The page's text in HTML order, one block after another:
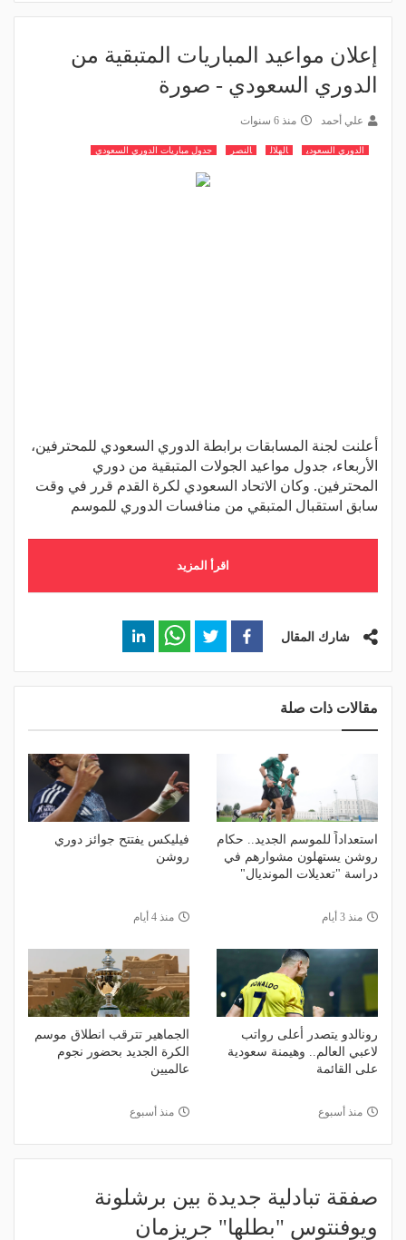
إعلان مواعيد المباريات المتبقية من
الدوري السعودي - صورة
علي أحمد منذ 6 سنوات
الدوري السعودي الهلال النصر جدول مباريات الدوري السعودي
أعلنت لجنة المسابقات برابطة الدوري السعودي للمحترفين،
الأربعاء، جدول مواعيد الجولات المتبقية من دوري
المحترفين. وكان الاتحاد السعودي لكرة القدم قرر في وقت
سابق استقبال المتبقي من منافسات الدوري للموسم
اقرأ المزيد
شارك المقال
مقالات ذات صلة
استعداداً للموسم الجديد.. حكام
روشن يستهلون مشوارهم في
دراسة "تعديلات المونديال"
منذ 3 أيام
فيليكس يفتتح جوائز دوري
روشن
منذ 4 أيام
رونالدو يتصدر أعلى رواتب
لاعبي العالم.. وهيمنة سعودية
على القائمة
منذ أسبوع
الجماهير تترقب انطلاق موسم
الكرة الجديد بحضور نجوم
عالميين
منذ أسبوع
صفقة تبادلية جديدة بين برشلونة
ويوفنتوس "بطلها" جريزمان